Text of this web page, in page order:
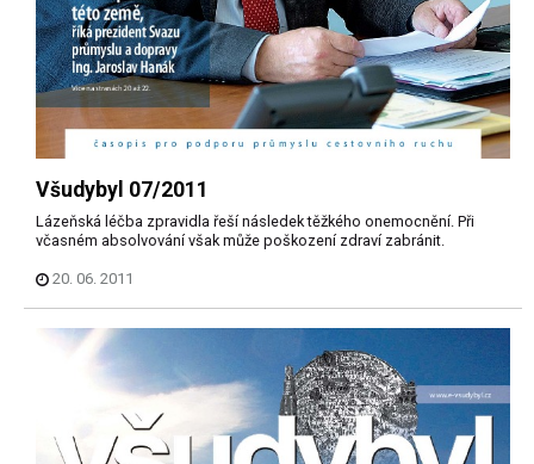
Všudybyl 07/2011
Lázeňská léčba zpravidla řeší následek těžkého onemocnění. Při
včasném absolvování však může poškození zdraví zabránit.
20. 06. 2011